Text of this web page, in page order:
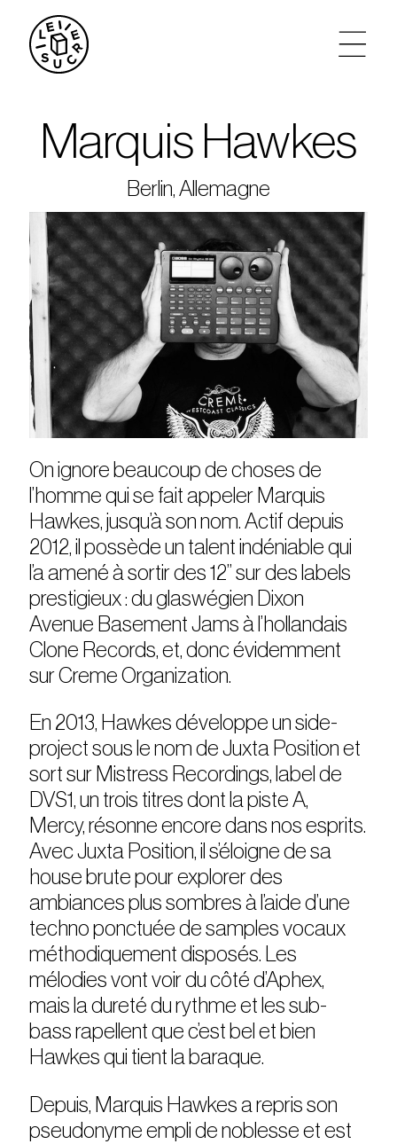
agenda
tickets
le sucre max
partenariats
privatisations
Marquis Hawkes
Berlin, Allemagne
On ignore beaucoup de choses de
l’homme qui se fait appeler Marquis
Hawkes, jusqu’à son nom. Actif depuis
2012, il possède un talent indéniable qui
l’a amené à sortir des 12’’ sur des labels
prestigieux : du glaswégien Dixon
Avenue Basement Jams à l’hollandais
Clone Records, et, donc évidemment
sur Creme Organization.
En 2013, Hawkes développe un side-
project sous le nom de Juxta Position et
sort sur Mistress Recordings, label de
DVS1, un trois titres dont la piste A,
Mercy, résonne encore dans nos esprits.
Avec Juxta Position, il s’éloigne de sa
house brute pour explorer des
ambiances plus sombres à l’aide d’une
techno ponctuée de samples vocaux
méthodiquement disposés. Les
mélodies vont voir du côté d’Aphex,
mais la dureté du rythme et les sub-
bass rapellent que c’est bel et bien
Hawkes qui tient la baraque.
Depuis, Marquis Hawkes a repris son
pseudonyme empli de noblesse et est